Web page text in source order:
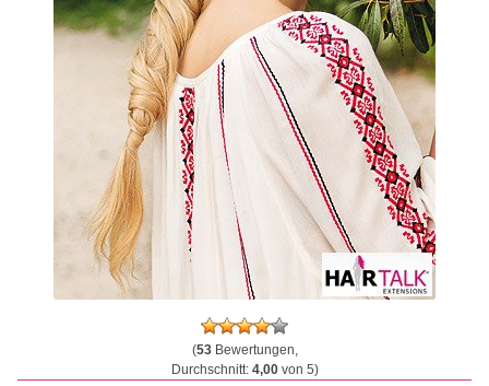
(53Bewertungen,
Durchschnitt: 4,00von 5)